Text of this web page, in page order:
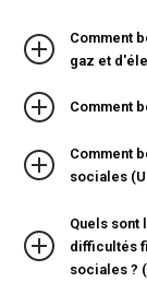
Comment
gaz et
Comment
Comment
sociales
Quels sont
difficultés
sociales ?